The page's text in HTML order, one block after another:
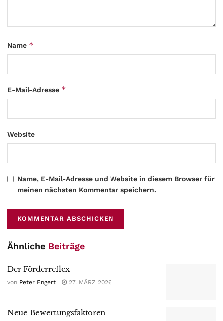
Name *
E-Mail-Adresse *
Website
Name, E-Mail-Adresse und Website in diesem Browser für
meinen nächsten Kommentar speichern.
Ähnliche Beiträge
Der Förderreflex
von Peter Engert 27. MÄRZ 2026
Neue Bewertungsfaktoren